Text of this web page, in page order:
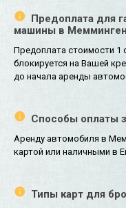
Предоплата для
машины в
Предоплата стоимости 1
блокируется на Вашей
до начала аренды
Способы оплаты
Аренду автомобиля в
картой или наличными в
Типы карт для